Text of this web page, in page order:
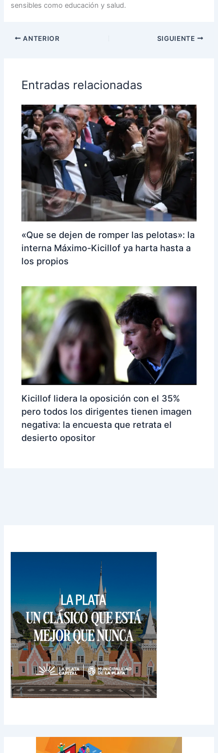
sensibles como educación y salud.
ANTERIOR SIGUIENTE
Entradas relacionadas
«Que se dejen de romper las pelotas»: la
interna Máximo-Kicillof ya harta hasta a
los propios
Kicillof lidera la oposición con el 35%
pero todos los dirigentes tienen imagen
negativa: la encuesta que retrata el
desierto opositor